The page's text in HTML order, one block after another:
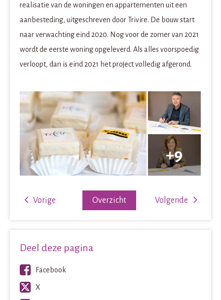
realisatie van de woningen en appartementen uit een
aanbesteding, uitgeschreven door Trivire. De bouw start
naar verwachting eind 2020. Nog voor de zomer van 2021
wordt de eerste woning opgeleverd. Als alles voorspoedig
verloopt, dan is eind 2021 het project volledig afgerond.
Volgende
Overzicht
Vorige
Deel deze pagina
Facebook
X